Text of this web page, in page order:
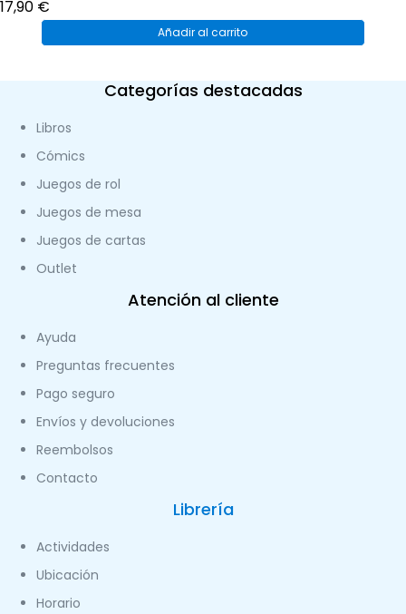
17,90 €
Añadir al carrito
Categorías destacadas
Libros
Cómics
Juegos de rol
Juegos de mesa
Juegos de cartas
Outlet
Atención al cliente
Ayuda
Preguntas frecuentes
Pago seguro
Envíos y devoluciones
Reembolsos
Contacto
Librería
Actividades
Ubicación
Horario